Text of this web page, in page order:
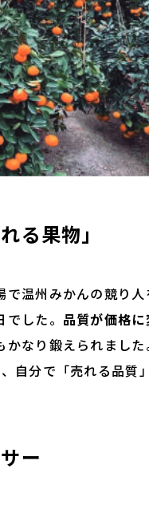
る果物」
温州みかんの競り
した。 品質が価格
なり鍛えられまし
自分で「売れる品質
ー